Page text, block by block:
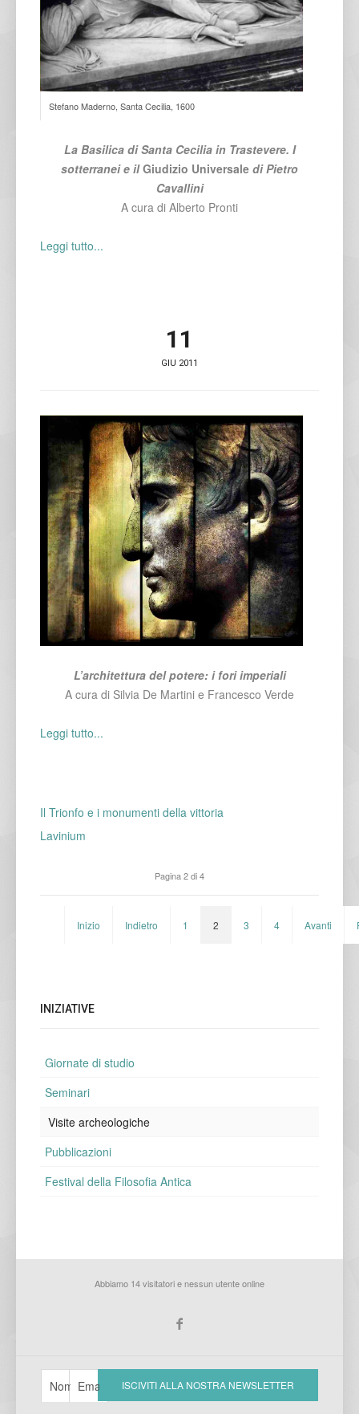
Stefano Maderno, Santa Cecilia, 1600
La Basilica di Santa Cecilia in Trastevere. I
sotterranei e ilGiudizio Universale di Pietro
Cavallini
A cura di Alberto Pronti
Leggi tutto...
11
GIU 2011
L’architettura del potere: i fori imperiali
A cura di Silvia De Martini e Francesco Verde
Leggi tutto...
Il Trionfo e i monumenti della vittoria
Lavinium
Pagina 2 di 4
Inizio Indietro 1 2 3 4 Avanti
INIZIATIVE
Giornate di studio
Seminari
Visite archeologiche
Pubblicazioni
Festival della Filosofia Antica
Abbiamo 14 visitatori e nessun utente online